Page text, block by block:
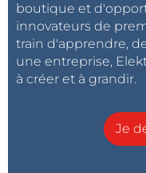
led [A] = (Vsupply[V] – V
= 0,0146 A = 14,6 mA.
Ça colle ! Si
souhaitée, ajustez la
résistance de plus
boutique et
innovateurs de
train d'apprendre,
une entreprise,
à créer et à grandir.
Je